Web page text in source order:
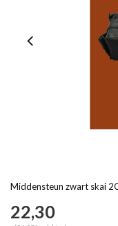
Middensteun zwart skai
22,30